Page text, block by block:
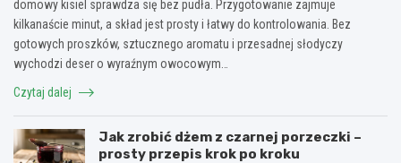
domowy kisiel sprawdza się bez pudła. Przygotowanie zajmuje
kilkanaście minut, a skład jest prosty i łatwy do kontrolowania. Bez
gotowych proszków, sztucznego aromatu i przesadnej słodyczy
wychodzi deser o wyraźnym owocowym…
Czytaj dalej
Jak zrobić dżem z czarnej porzeczki –
prosty przepis krok po kroku